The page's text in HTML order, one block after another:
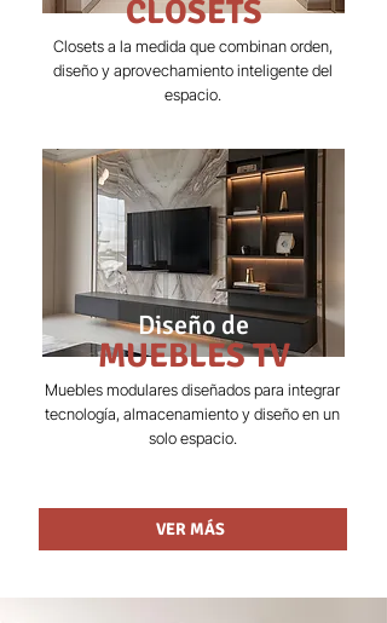
Closets a la medida que combinan orden,
diseño y aprovechamiento inteligente del
espacio.
CLOSETS
Muebles modulares diseñados para integrar
tecnología, almacenamiento y diseño en un
solo espacio.
Diseño de
MUEBLES TV
VER MÁS